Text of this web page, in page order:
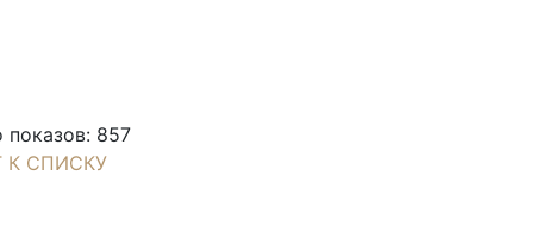
показов: 857
К СПИСКУ